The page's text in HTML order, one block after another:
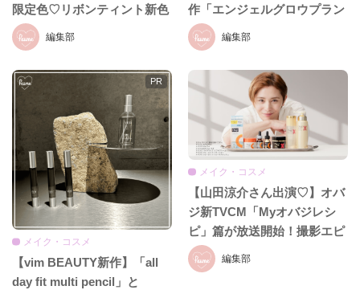
編集部
限定色♡リボンティント新色
も8月19日発売
編集部
作「エンジェルグロウプラン
パー」も必見!!
メイク・コスメ
【vim BEAUTY新作】「all
day fit multi pencil」と
編集部
メイク・コスメ
【山田涼介さん出演♡】オバ
ジ新TVCM「Myオバジレシ
ピ」篇が放送開始！撮影エピ
ソード＆インタビュー全文を
お届け